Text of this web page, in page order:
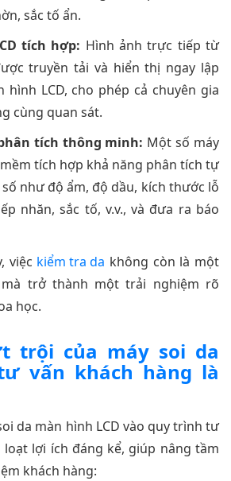
sắc tố ẩn.
tích hợp: Hình ảnh trực tiếp từ
truyền tải và hiển thị ngay lập
LCD, cho phép cả chuyên gia
cùng quan sát.
tích thông minh: Một số máy
tích hợp khả năng phân tích tự
như độ ẩm, độ dầu, kích thước lỗ
nhăn, sắc tố, v.v., và đưa ra báo
việc kiểm tra da không còn là một
trở thành một trải nghiệm rõ
học.
trội của máy soi da
vấn khách hàng là
da màn hình LCD vào quy trình tư
loạt lợi ích đáng kể, giúp nâng tầm
khách hàng: